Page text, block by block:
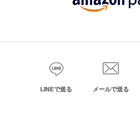
LINEで送る メールで送る